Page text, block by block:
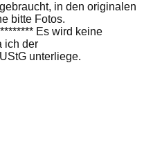
in den originalen
bitte Fotos.
Es wird keine
ich der
unterliege.